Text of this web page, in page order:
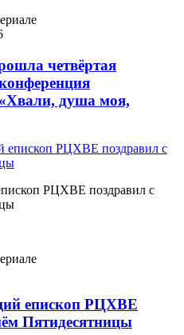
четвёртая
душа моя,
РЦХВЕ поздравил с
епископ РЦХВЕ
Пятидесятницы